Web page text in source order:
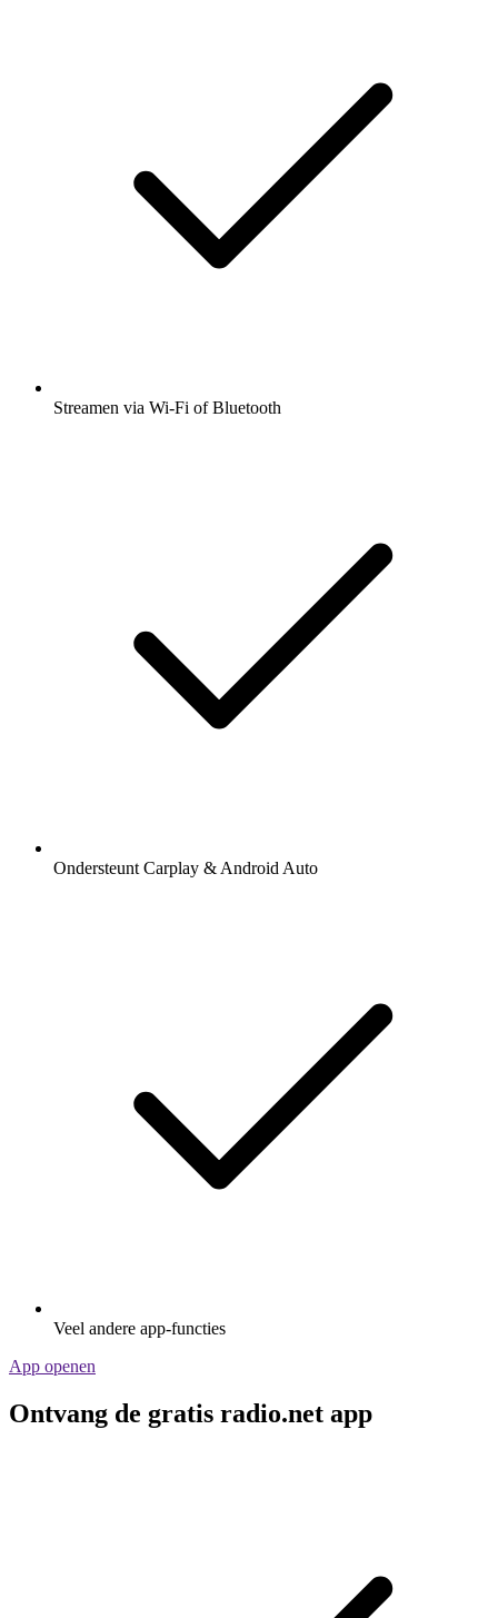
Streamen via Wi-Fi of Bluetooth
Ondersteunt Carplay & Android Auto
Veel andere app-functies
App openen
Ontvang de gratis radio.net app